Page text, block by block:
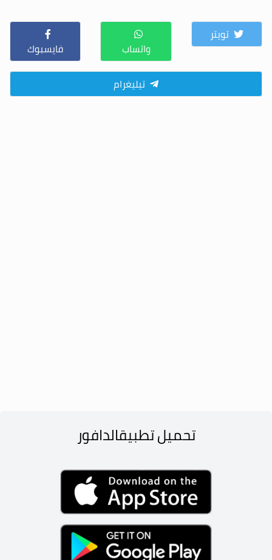
تويتر
واتساب
فايسبوك
تيليغرام
تحميل تطبيقالدافور